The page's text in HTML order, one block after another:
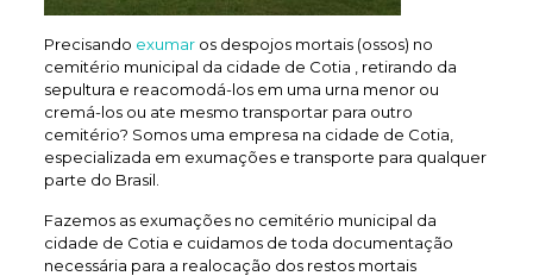
Precisando exumaros despojos mortais (ossos) no
cemitério municipal da cidade de Cotia , retirando da
sepultura e reacomodá-los em uma urna menor ou
cremá-los ou ate mesmo transportar para outro
cemitério? Somos uma empresa na cidade de Cotia,
especializada em exumações e transporte para qualquer
parte do Brasil.
Fazemos as exumações no cemitério municipal da
cidade de Cotia e cuidamos de toda documentação
necessária para a realocação dos restos mortais